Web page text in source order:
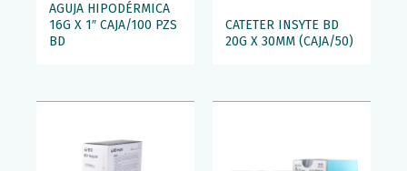
AGUJA HIPODÉRMICA
16G X 1″ CAJA/100 PZS
BD
CATETER INSYTE BD
20G X 30MM (CAJA/50)